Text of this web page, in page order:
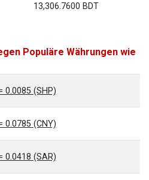
13,306.7600 BDT
Populäre Währungen wie
0.0085 (SHP)
0.0785 (CNY)
0.0418 (SAR)